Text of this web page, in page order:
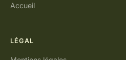
Accueil
LÉGAL